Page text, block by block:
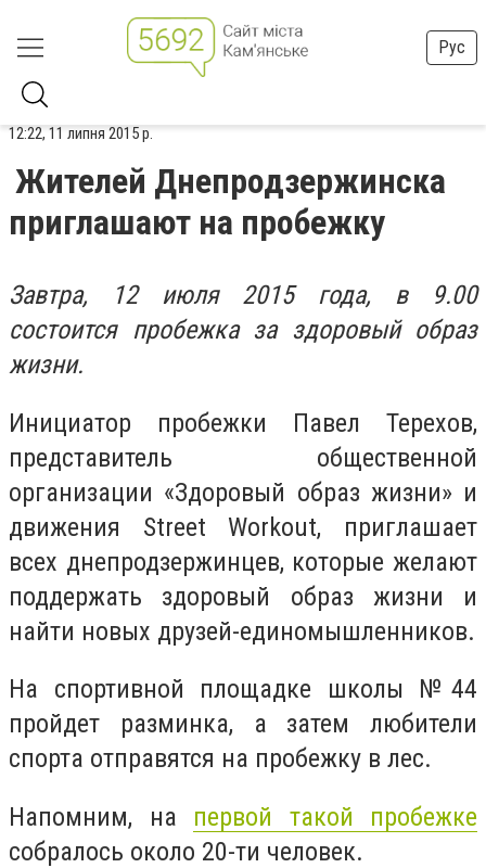
Рус
12:22, 11 липня 2015 р.
Жителей Днепродзержинска
приглашают на пробежку
Завтра, 12 июля 2015 года, в 9.00
состоится пробежка за здоровый образ
жизни.
Инициатор пробежки Павел Терехов,
представитель общественной
организации «Здоровый образ жизни» и
движения Street Workout, приглашает
всех днепродзержинцев, которые желают
поддержать здоровый образ жизни и
найти новых друзей-единомышленников.
На спортивной площадке школы №44
пройдет разминка, а затем любители
спорта отправятся на пробежку в лес.
Напомним, на первой такой пробежке
собралось около 20-ти человек.